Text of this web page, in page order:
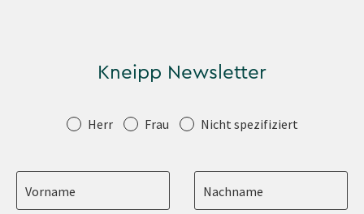
Kneipp Newsletter
Anrede Herr Frau Nicht spezifiziert
Vorname Nachname